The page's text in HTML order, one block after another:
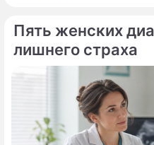
Пять женских
лишнего страха